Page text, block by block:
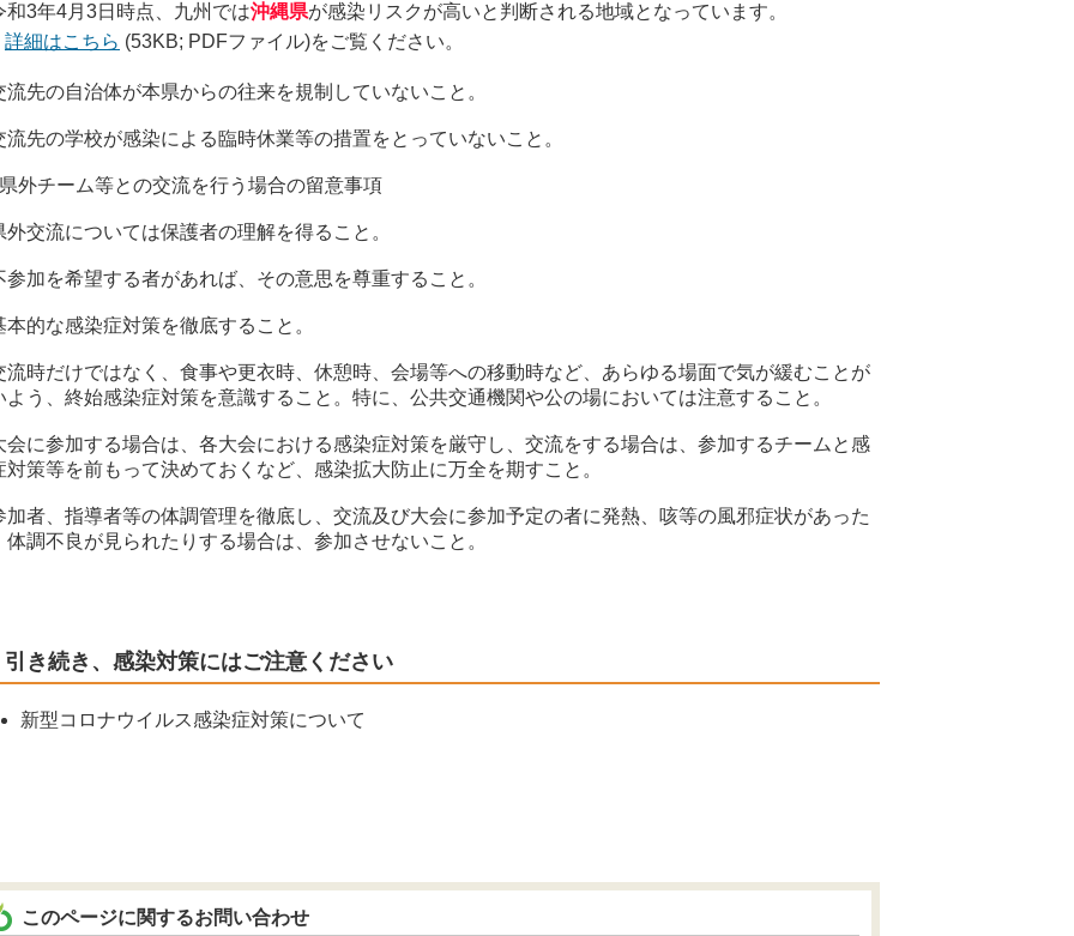
3年4月3日時点、九州では沖縄県が感染リスクが高いと判断される地域となっています。
詳細はこちら (53KB; PDFファイル)をご覧ください。
流先の自治体が本県からの往来を規制していないこと。
流先の学校が感染による臨時休業等の措置をとっていないこと。
外チーム等との交流を行う場合の留意事項
外交流については保護者の理解を得ること。
参加を希望する者があれば、その意思を尊重すること。
本的な感染症対策を徹底すること。
流時だけではなく、食事や更衣時、休憩時、会場等への移動時など、あらゆる場面で気が緩むことが
よう、終始感染症対策を意識すること。特に、公共交通機関や公の場においては注意すること。
会に参加する場合は、各大会における感染症対策を厳守し、交流をする場合は、参加するチームと感
対策等を前もって決めておくなど、感染拡大防止に万全を期すこと。
加者、指導者等の体調管理を徹底し、交流及び大会に参加予定の者に発熱、咳等の風邪症状があった
体調不良が見られたりする場合は、参加させないこと。
引き続き、感染対策にはご注意ください
新型コロナウイルス感染症対策について
このページに関するお問い合わせ